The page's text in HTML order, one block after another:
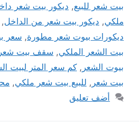
بيت شعر للبيع, ديكور بيت شعر
ملكي, ديكور بيت شعر من الداخل,
ديكورات بيوت شعر مطورة, سعر
بيت الشعر الملكي, سقف بيت
بيوت الشعر , كم سعر المتر لبيت
بيت شعر , للبيع بيت شعر ملكي,
أضف تعليق